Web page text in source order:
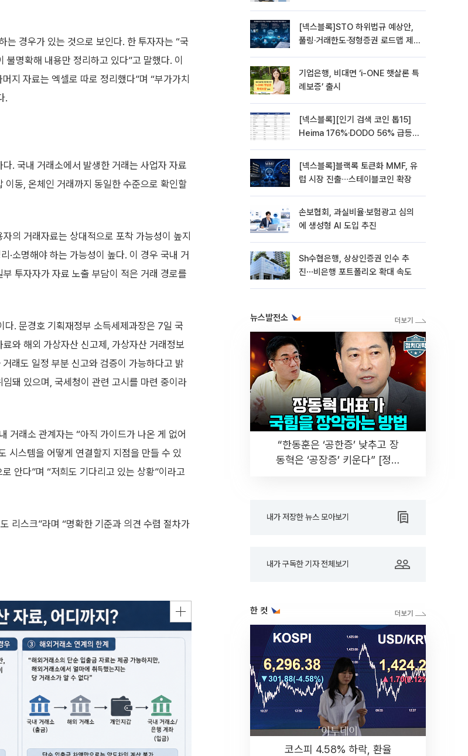
는 경우가 있는 것으로 보인다. 한 투자자는 “국
불명확해 내용만 정리하고 있다”고 말했다. 이
지 자료는 엑셀로 따로 정리했다”며 “부가가치
.
. 국내 거래소에서 발생한 거래는 사업자 자료
동, 온체인 거래까지 동일한 수준으로 확인할
의 거래자료는 상대적으로 포착 가능성이 높지
·소명해야 하는 가능성이 높다. 이 경우 국내 거
투자자가 자료 노출 부담이 적은 거래 경로를
. 문경호 기획재정부 소득세제과장은 7일 국
와 해외 가상자산 신고제, 가상자산 거래정보
래도 일정 부분 신고와 검증이 가능하다고 밝
돼 있으며, 국세청이 관련 고시를 마련 중이라
거래소 관계자는 “아직 가이드가 나온 게 없어
시스템을 어떻게 연결할지 지점을 만들 수 있
안다”며 “저희도 기다리고 있는 상황”이라고
리스크”라며 “명확한 기준과 의견 수렴 절차가
[넥스블록]STO 하위법규 예상안,
풀링·거래한도·정형증권 로드맵 제
기업은행, 비대면 ‘i-ONE 햇살론 특
례보증’ 출시
[넥스블록][인기 검색 코인 톱15]
Heima 176%·DODO 56% 급등…
[넥스블록]블랙록 토큰화 MMF, 유
럽 시장 진출∙∙∙스테이블코인 확장
손보협회, 과실비율·보험광고 심의
에 생성형 AI 도입 추진
Sh수협은행, 상상인증권 인수 추
진⋯비은행 포트폴리오 확대 속도
뉴스발전소
“한동훈은 ‘공한증’ 낮추고 장
동혁은 ‘공장증’ 키운다” [정치
내가 저장한 뉴스 모아보기
내가 구독한 기자 전체보기
한 컷
코스피 4.58% 하락, 환율